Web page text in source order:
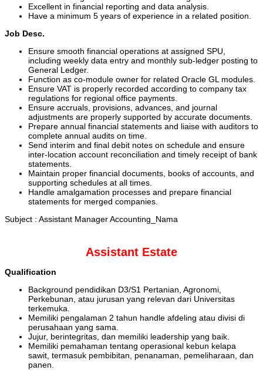
Excellent in financial reporting and data analysis.
Have a minimum 5 years of experience in a related position.
Job Desc.
Ensure smooth financial operations at assigned SPU,
including weekly data entry and monthly sub-ledger posting to
General Ledger.
Function as co-module owner for related Oracle GL modules.
Ensure VAT is properly recorded according to company tax
regulations for regional office payments.
Ensure accruals, provisions, advances, and journal
adjustments are properly supported by accurate documents.
Prepare annual financial statements and liaise with auditors to
complete annual audits on time.
Send interim and final debit notes on schedule and ensure
inter-location account reconciliation and timely receipt of bank
statements.
Maintain proper financial documents, books of accounts, and
supporting schedules at all times.
Handle amalgamation processes and prepare financial
statements for merged companies.
Subject : Assistant Manager Accounting_Nama
Assistant Estate
Qualification
Background pendidikan D3/S1 Pertanian, Agronomi,
Perkebunan, atau jurusan yang relevan dari Universitas
terkemuka.
Memiliki pengalaman 2 tahun handle afdeling atau divisi di
perusahaan yang sama.
Jujur, berintegritas, dan memiliki leadership yang baik.
Memiliki pemahaman tentang operasional kebun kelapa
sawit, termasuk pembibitan, penanaman, pemeliharaan, dan
panen.